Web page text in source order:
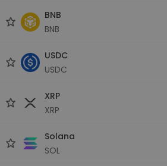
BNB
BNB
USDC
USDC
XRP
XRP
Solana
SOL